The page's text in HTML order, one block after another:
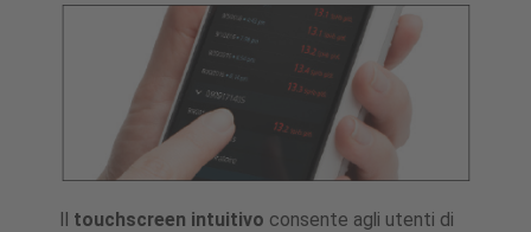
Il touchscreen intuitivo consente agli utenti di